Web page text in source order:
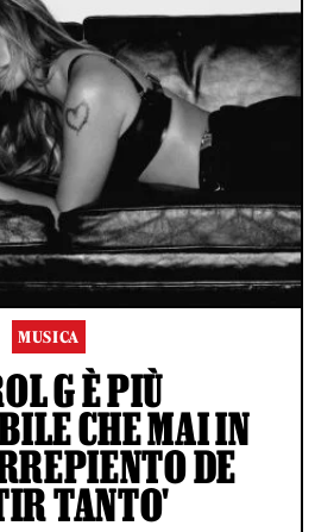
MUSICA
G È PIÙ
CHE MAI IN
DE
TANTO'